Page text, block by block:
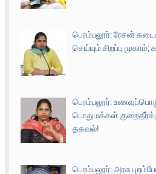
பெரம்பலூர்: ரேசன்
செய்யும் சிறப்பு
பெரம்பலூர்:
பொதுமக்கள்
தகவல்!
பெரம்பலூர்: அரசு